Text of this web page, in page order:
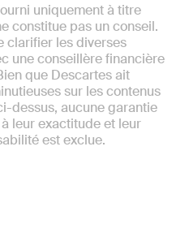
uniquement à titre
constitue pas un conseil.
clarifier les diverses
une conseillère financière
que Descartes ait
sur les contenus
dessus, aucune garantie
leur exactitude et leur
est exclue.